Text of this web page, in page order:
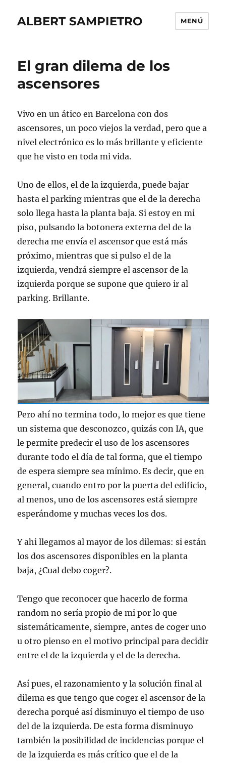
ALBERT SAMPIETRO MENÚ
El gran dilema de los
ascensores
Vivo en un ático en Barcelona con dos
ascensores, un poco viejos la verdad, pero que a
nivel electrónico es lo más brillante y eficiente
que he visto en toda mi vida.
Uno de ellos, el de la izquierda, puede bajar
hasta el parking mientras que el de la derecha
solo llega hasta la planta baja. Si estoy en mi
piso, pulsando la botonera externa del de la
derecha me envía el ascensor que está más
próximo, mientras que si pulso el de la
izquierda, vendrá siempre el ascensor de la
izquierda porque se supone que quiero ir al
parking. Brillante.
Pero ahí no termina todo, lo mejor es que tiene
un sistema que desconozco, quizás con IA, que
le permite predecir el uso de los ascensores
durante todo el día de tal forma, que el tiempo
de espera siempre sea mínimo. Es decir, que en
general, cuando entro por la puerta del edificio,
al menos, uno de los ascensores está siempre
esperándome y muchas veces los dos.
Y ahi llegamos al mayor de los dilemas: si están
los dos ascensores disponibles en la planta
baja, ¿Cual debo coger?.
Tengo que reconocer que hacerlo de forma
random no sería propio de mi por lo que
sistemáticamente, siempre, antes de coger uno
u otro pienso en el motivo principal para decidir
entre el de la izquierda y el de la derecha.
Así pues, el razonamiento y la solución final al
dilema es que tengo que coger el ascensor de la
derecha porqué así disminuyo el tiempo de uso
del de la izquierda. De esta forma disminuyo
también la posibilidad de incidencias porque el
de la izquierda es más crítico que el de la